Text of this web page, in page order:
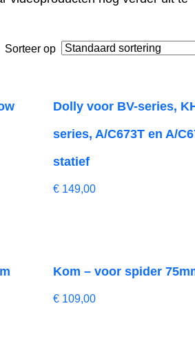
Sorteer op
Dolly voor BV-series,
series, A/C673T en A/
statief
€ 149,00
Kom – voor spider
€ 109,00